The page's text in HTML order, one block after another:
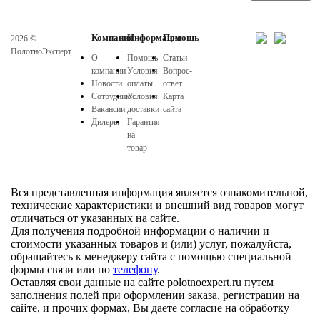
2026 ©
ПолотноЭксперт
КомпанияИнформацияПомощь
О
компании
Новости
Сотрудники
Вакансии
Дилеры
Помощь
Условия
оплаты
Условия
доставки
Гарантия
на
товар
Статьи
Вопрос-
ответ
Карта
сайта
Вся представленная информация является ознакомительной,
технические характеристики и внешний вид товаров могут
отличаться от указанных на сайте.
Для получения подробной информации о наличии и
стоимости указанных товаров и (или) услуг, пожалуйста,
обращайтесь к менеджеру сайта с помощью специальной
формы связи или по телефону.
Оставляя свои данные на сайте polotnoexpert.ru путем
заполнения полей при оформлении заказа, регистрации на
сайте, и прочих формах, Вы даете согласие на обработку